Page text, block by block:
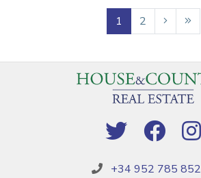
1 2
+34 952 785 852